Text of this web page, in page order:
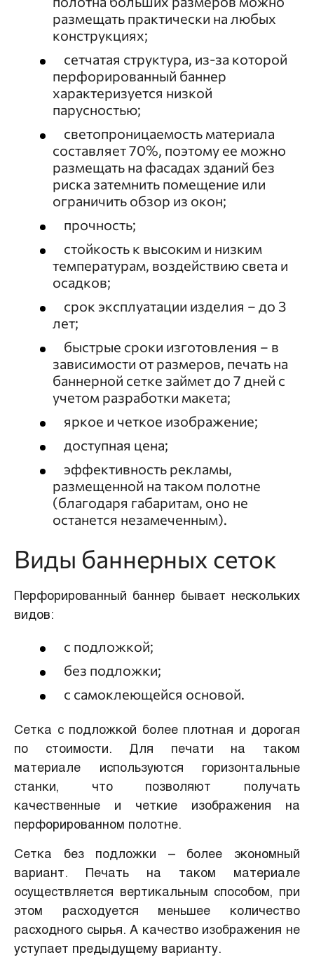
размещать практически на любых
конструкциях;
сетчатая структура, из-за которой
перфорированный баннер
характеризуется низкой
парусностью;
светопроницаемость материала
составляет 70%, поэтому ее можно
размещать на фасадах зданий без
риска затемнить помещение или
ограничить обзор из окон;
прочность;
стойкость к высоким и низким
температурам, воздействию света и
осадков;
срок эксплуатации изделия – до 3
лет;
быстрые сроки изготовления – в
зависимости от размеров, печать на
баннерной сетке займет до 7 дней с
учетом разработки макета;
яркое и четкое изображение;
доступная цена;
эффективность рекламы,
размещенной на таком полотне
(благодаря габаритам, оно не
останется незамеченным).
Виды баннерных сеток
Перфорированный баннер бывает нескольких
видов:
с подложкой;
без подложки;
с самоклеющейся основой.
Сетка с подложкой более плотная и дорогая
по стоимости. Для печати на таком
материале используются горизонтальные
станки, что позволяют получать
качественные и четкие изображения на
перфорированном полотне.
Сетка без подложки – более экономный
вариант. Печать на таком материале
осуществляется вертикальным способом, при
этом расходуется меньшее количество
расходного сырья. А качество изображения не
уступает предыдущему варианту.